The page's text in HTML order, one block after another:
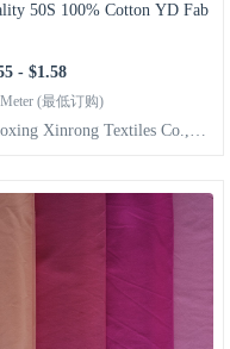
50S 100% Cotton YD Fab
- $1.58
(最低订购)
Xinrong Textiles Co.,Lt